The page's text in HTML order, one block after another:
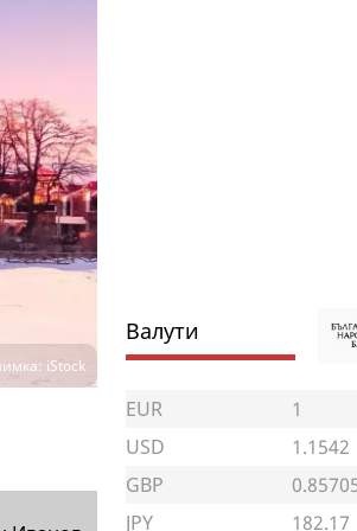
iStock
Валути
EUR 1
USD
1.1542
GBP
JPY
182.17